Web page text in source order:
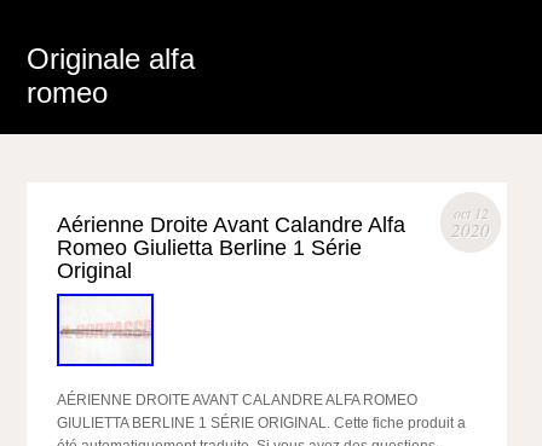
Originale alfa
romeo
oct 12
2020
Aérienne Droite Avant Calandre Alfa
Romeo Giulietta Berline 1 Série
Original
AÉRIENNE DROITE AVANT CALANDRE ALFA ROMEO
GIULIETTA BERLINE 1 SÉRIE ORIGINAL. Cette fiche produit a